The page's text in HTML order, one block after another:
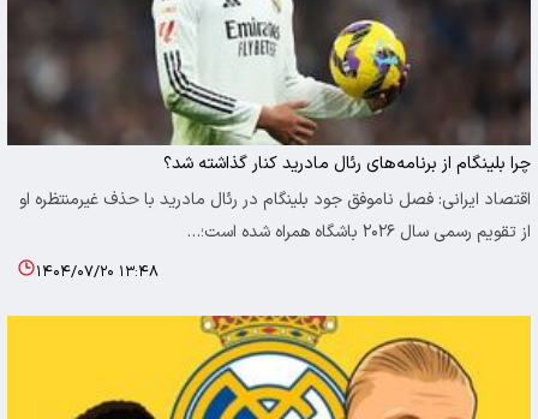
چرا بلینگام از برنامه‌های رئال مادرید کنار گذاشته شد؟
اقتصاد ایرانی: فصل ناموفق جود بلینگام در رئال مادرید با حذف غیرمنتظره او
از تقویم رسمی سال ۲۰۲۶ باشگاه همراه شده است؛…
۱۴۰۴/۰۷/۲۰ ۱۳:۴۸